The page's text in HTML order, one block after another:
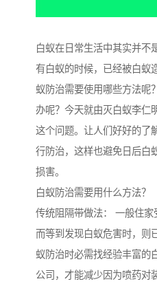
白蚁在日常生活中其实并不
有白蚁的时候，已经被白蚁
蚁防治需要使用哪些方法呢
办呢？今天就由灭白蚁李仁
这个问题。让人们好好的了
行防治，这样也避免日后白
损害。
白蚁防治需要用什么方法？
传统阻隔带做法： 一般住家
而等到发现白蚁危害时，则
蚁防治时必需找经验丰富的
公司，才能减少因为喷药对